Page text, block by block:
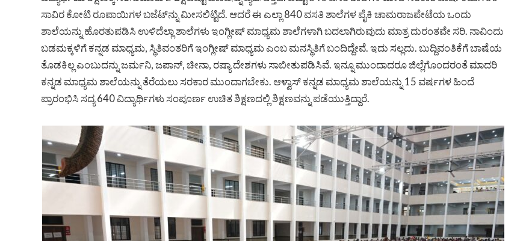
ಸಾವಿರ ಕೋಟಿ ರೂಪಾಯಿಗಳ ಬಜೆಟ್‌ನ್ನು ಮೀಸಲಿಟ್ಟಿದೆ. ಆದರೆ ಈ ಎಲ್ಲಾ 840 ವಸತಿ ಶಾಲೆಗಳ ಪೈಕಿ ಚಾಮರಾಜಪೇಟೆಯ ಒಂದು
ಶಾಲೆಯನ್ನು ಹೊರತುಪಡಿಸಿ ಉಳಿದೆಲ್ಲಾ ಶಾಲೆಗಳು ಇಂಗ್ಲೀಷ್ ಮಾಧ್ಯಮ ಶಾಲೆಗಳಾಗಿ ಬದಲಾಗಿರುವುದು ಮಾತ್ರ ದುರಂತವೇ ಸರಿ. ನಾವಿಂದು
ಬಡಮಕ್ಕಳಿಗೆ ಕನ್ನಡ ಮಾಧ್ಯಮ, ಸ್ಥಿತಿವಂತರಿಗೆ ಇಂಗ್ಲೀಷ್ ಮಾಧ್ಯಮ ಎಂಬ ಮನಸ್ಥಿತಿಗೆ ಬಂದಿದ್ದೇವೆ. ಇದು ಸಲ್ಲದು. ಬುದ್ದಿವಂತಿಕೆಗೆ ಬಾಷೆಯ
ತೊಡಕಿಲ್ಲ ಎಂಬುದನ್ನು ಜರ್ಮನಿ, ಜಪಾನ್, ಚೀನಾ, ರಷ್ಯಾ ದೇಶಗಳು ಸಾಬೀತುಪಡಿಸಿವೆ. ಇನ್ನೂ ಮುಂದಾದರೂ ಜಿಲ್ಲೆಗೊಂದರಂತೆ ಮಾದರಿ
ಕನ್ನಡ ಮಾಧ್ಯಮ ಶಾಲೆಯನ್ನು ತೆರೆಯಲು ಸರಕಾರ ಮುಂದಾಗಬೇಕು. ಆಳ್ವಾಸ್ ಕನ್ನಡ ಮಾಧ್ಯಮ ಶಾಲೆಯನ್ನು 15 ವರ್ಷಗಳ ಹಿಂದೆ
ಪ್ರಾರಂಭಿಸಿ ಸದ್ಯ 640 ವಿದ್ಯಾರ್ಥಿಗಳು ಸಂಪೂರ್ಣ ಉಚಿತ ಶಿಕ್ಷಣದಲ್ಲಿ ಶಿಕ್ಷಣವನ್ನು ಪಡೆಯುತ್ತಿದ್ದಾರೆ.